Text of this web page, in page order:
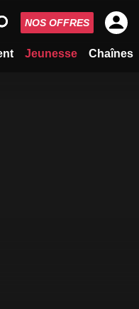
Jeunesse Chaînes
NOS OFFRES